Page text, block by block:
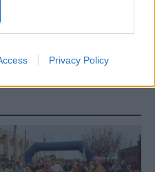
Privacy Policy
més